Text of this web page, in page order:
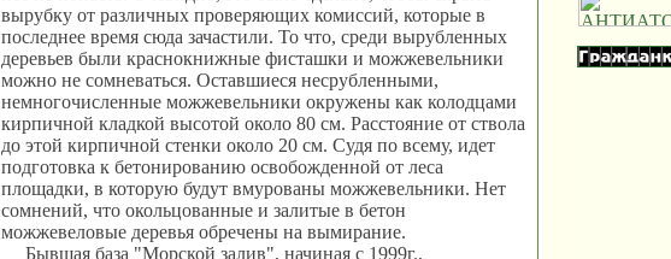
вырубку от различных проверяющих комиссий, которые в
последнее время сюда зачастили. То что, среди вырубленных
деревьев были краснокнижные фисташки и можжевельники
можно не сомневаться. Оставшиеся несрубленными,
немногочисленные можжевельники окружены как колодцами
кирпичной кладкой высотой около 80 см. Расстояние от ствола
до этой кирпичной стенки около 20 см. Судя по всему, идет
подготовка к бетонированию освобожденной от леса
площадки, в которую будут вмурованы можжевельники. Нет
сомнений, что окольцованные и залитые в бетон
можжевеловые деревья обречены на вымирание.
Бывшая база "Морской залив", начиная с 1999г.,